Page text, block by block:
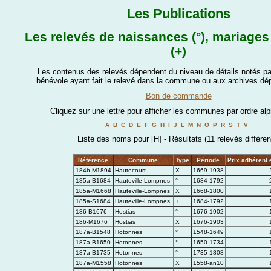
Les Publications
Les relevés de naissances (°),
(+)
Les contenus des relevés dépendent du niveau de détails notés
bénévole ayant fait le relevé dans la commune ou aux archives
Bon de commande
Cliquez sur une lettre pour afficher les communes par ordre
A B C D E F G H I J L M N O P R S T V
Liste des noms pour [H] - Résultats (11 relevés
Référence Commune Type Période
Prix adhérent
184b-M1894 Hautecourt X 1669-1938
185a-B1684
Hauteville-Lompnes ° 1684-1792
185a-M1668
Hauteville-Lompnes X 1668-1800
185a-S1684
Hauteville-Lompnes + 1684-1792
186-B1676
Hostias ° 1676-1902
186-M1676
Hostias X 1676-1903
187a-B1548
Hotonnes ° 1548-1649
187a-B1650
Hotonnes ° 1650-1734
187a-B1735
Hotonnes ° 1735-1808
187a-M1558
Hotonnes X 1558-an10